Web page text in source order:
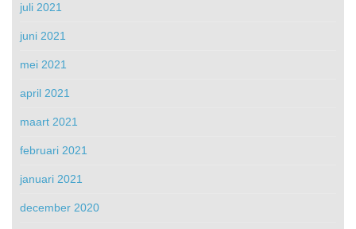
juli 2021
juni 2021
mei 2021
april 2021
maart 2021
februari 2021
januari 2021
december 2020